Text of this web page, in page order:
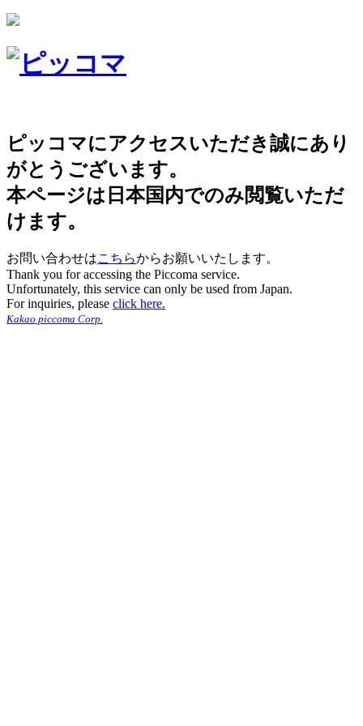
ピッコマにアクセスいただき誠にあり
がとうございます。
本ページは日本国内でのみ閲覧いただ
けます。
お問い合わせはこちらからお願いいたします。
Thank you for accessing the Piccoma service.
Unfortunately, this service can only be used from Japan.
For inquiries, please click here.
Kakao piccoma Corp.